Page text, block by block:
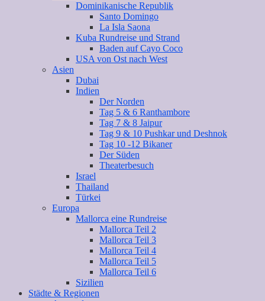
Dominikanische Republik
Santo Domingo
La Isla Saona
Kuba Rundreise und Strand
Baden auf Cayo Coco
USA von Ost nach West
Asien
Dubai
Indien
Der Norden
Tag 5 & 6 Ranthambore
Tag 7 & 8 Jaipur
Tag 9 & 10 Pushkar und Deshnok
Tag 10 -12 Bikaner
Der Süden
Theaterbesuch
Israel
Thailand
Türkei
Europa
Mallorca eine Rundreise
Mallorca Teil 2
Mallorca Teil 3
Mallorca Teil 4
Mallorca Teil 5
Mallorca Teil 6
Sizilien
Städte & Regionen